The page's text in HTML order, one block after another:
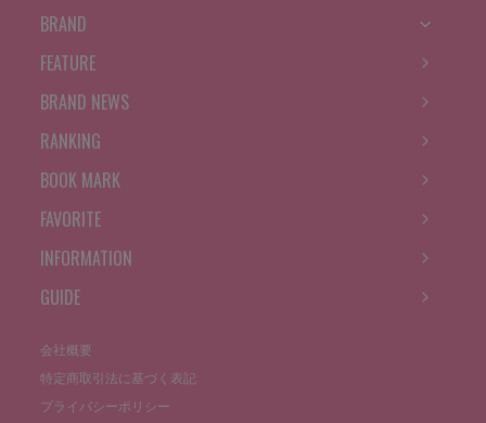
BRAND
FEATURE
BRAND NEWS
RANKING
BOOK MARK
FAVORITE
INFORMATION
GUIDE
会社概要
特定商取引法に基づく表記
プライバシーポリシー